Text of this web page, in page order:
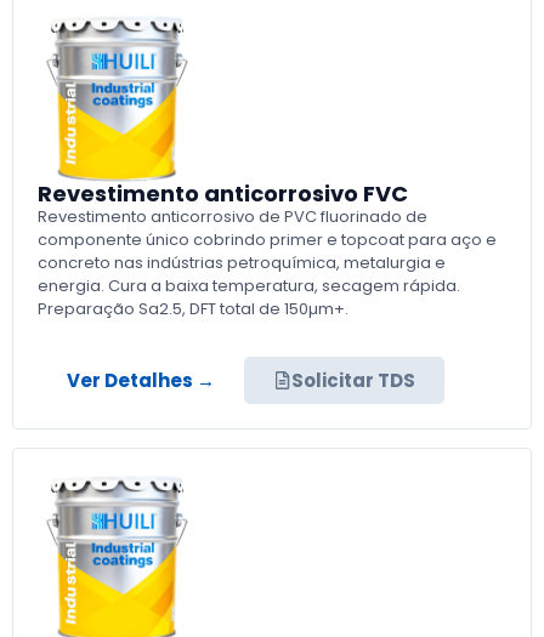
Revestimento anticorrosivo FVC
Revestimento anticorrosivo de PVC fluorinado de
componente único cobrindo primer e topcoat para aço e
concreto nas indústrias petroquímica, metalurgia e
energia. Cura a baixa temperatura, secagem rápida.
Preparação Sa2.5, DFT total de 150µm+.
Ver Detalhes → Solicitar TDS